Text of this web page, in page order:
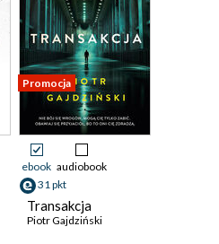
Promocja
ebook audiobook
31 pkt
Transakcja
Piotr Gajdziński